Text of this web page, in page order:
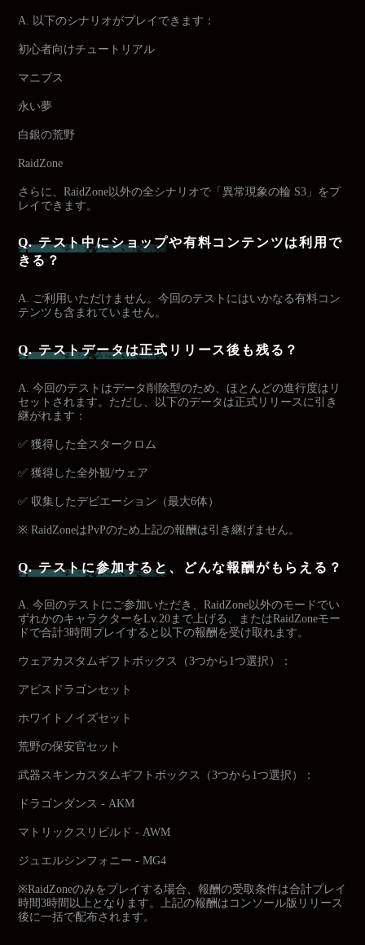
A. 以下のシナリオがプレイできます：
初心者向けチュートリアル
マニブス
永い夢
白銀の荒野
RaidZone
さらに、RaidZone以外の全シナリオで「異常現象の輪 S3」をプ
レイできます。
Q. テスト中にショップや有料コンテンツは利用で
きる？
A. ご利用いただけません。今回のテストにはいかなる有料コン
テンツも含まれていません。
Q. テストデータは正式リリース後も残る？
A. 今回のテストはデータ削除型のため、ほとんどの進行度はリ
セットされます。ただし、以下のデータは正式リリースに引き
継がれます：
✅ 獲得した全スタークロム
✅ 獲得した全外観/ウェア
✅ 収集したデビエーション（最大6体）
※ RaidZoneはPvPのため上記の報酬は引き継げません。
Q. テストに参加すると、どんな報酬がもらえる？
A. 今回のテストにご参加いただき、RaidZone以外のモードでい
ずれかのキャラクターをLv.20まで上げる、またはRaidZoneモー
ドで合計3時間プレイすると以下の報酬を受け取れます。
ウェアカスタムギフトボックス（3つから1つ選択）：
アビスドラゴンセット
ホワイトノイズセット
荒野の保安官セット
武器スキンカスタムギフトボックス（3つから1つ選択）：
ドラゴンダンス - AKM
マトリックスリビルド - AWM
ジュエルシンフォニー - MG4
※RaidZoneのみをプレイする場合、報酬の受取条件は合計プレイ
時間3時間以上となります。上記の報酬はコンソール版リリース
後に一括で配布されます。